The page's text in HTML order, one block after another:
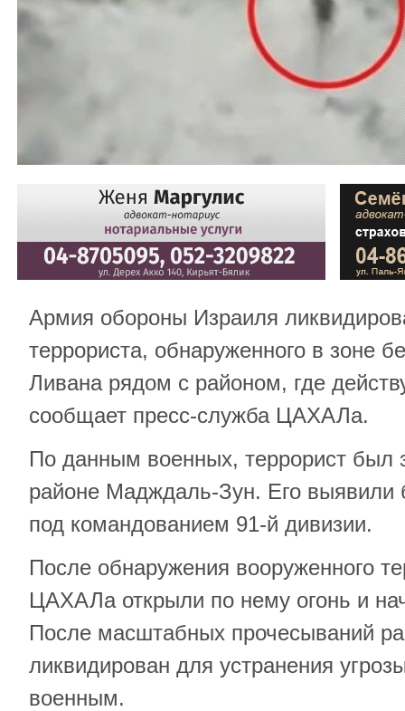
Армия обороны Израиля
террориста, обнаруженного в зоне
Ливана рядом с районом, где
сообщает пресс-служба ЦАХАЛа.
По данным военных, террорист был
районе Мадждаль-Зун. Его выявили
под командованием 91-й дивизии.
После обнаружения вооруженного
ЦАХАЛа открыли по нему огонь и
После масштабных прочесываний
ликвидирован для устранения
военным.